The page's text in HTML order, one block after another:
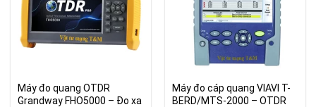
Máy đo quang OTDR
Grandway FHO5000 – Đo xa
Máy đo cáp quang VIAVI T-
BERD/MTS-2000 – OTDR